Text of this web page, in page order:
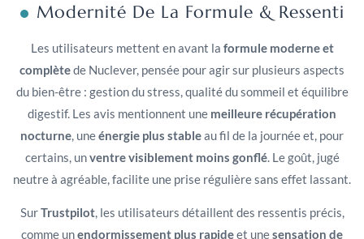
Modernité De La Formule & Ressenti
Les utilisateurs mettent en avant la formule moderne et
complètede Nuclever, pensée pour agir sur plusieurs aspects
du bien-être : gestion du stress, qualité du sommeil et équilibre
digestif. Les avis mentionnent une meilleure récupération
nocturne, uneénergie plus stableau fil de la journée et, pour
certains, unventre visiblement moins gonflé. Le goût, jugé
neutre à agréable, facilite une prise régulière sans effet lassant.
SurTrustpilot, les utilisateurs détaillent des ressentis précis,
comme unendormissement plus rapideet unesensation de